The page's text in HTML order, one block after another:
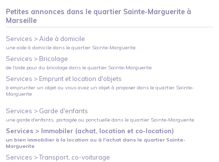
Petites annonces dans le quartier Sainte-Marguerite à
Marseille
Services > Aide à domicile
une aide à domicile dans le quartier Sainte-Marguerite
Services > Bricolage
de l'aide pour du bricolage dans le quartier Sainte-Marguerite
Services > Emprunt et location d'objets
à emprunter un objet ou vous avez un objet à proposer dans le quartier Sainte-
Marguerite
Services > Garde d'enfants
une garde d'enfants, partagée ou ponctuelle dans le quartier Sainte-Marguerite
Services > Immobiler (achat, location et co-location)
un bien immobilier à la location ou à l'achat dans le quartier Sainte-
Marguerite
Services >Transport, co-voiturage